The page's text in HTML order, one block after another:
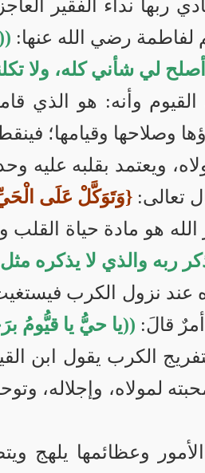
ربها نداء الفقير
لفاطمة رضي الله عنها:
لي شأني كله، ولا
وأنه: هو الذي
وصلاحها وقيامها؛
ويعتمد بقلبه عليه
تعالى: {وَتَوَكَّلْ عَلَى
الله هو مادة حياة
ربه والذي لا يذكره
عند نزول الكرب
قالَ: ((يا حيُّ يا قيُّومُ
الكرب يقول ابن
لمولاه، وإجلاله،
وعظائمها يلهج